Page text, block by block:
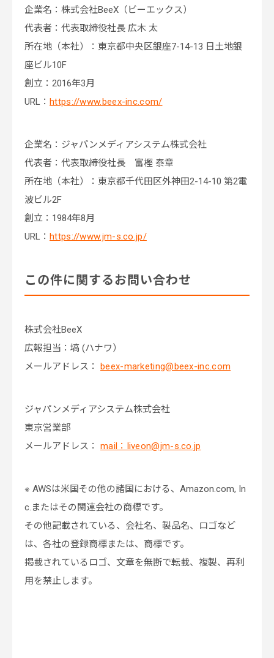
企業名：株式会社BeeX（ビーエックス）
代表者：代表取締役社長 広木 太
所在地（本社）：東京都中央区銀座7-14-13 日土地銀
座ビル10F
創立：2016年3月
URL： https://www.beex-inc.com/
企業名：ジャパンメディアシステム株式会社
代表者：代表取締役社長 富樫 泰章
所在地（本社）：東京都千代田区外神田2-14-10 第2電
波ビル2F
創立：1984年8月
URL： https://www.jm-s.co.jp/
この件に関するお問い合わせ
株式会社BeeX
広報担当：塙 (ハナワ）
メールアドレス： beex-marketing@beex-inc.com
ジャパンメディアシステム株式会社
東京営業部
メールアドレス： mail：liveon@jm-s.co.jp
※ AWSは米国その他の諸国における、Amazon.com, In
c.またはその関連会社の商標です。
その他記載されている、会社名、製品名、ロゴなど
は、各社の登録商標または、商標です。
掲載されているロゴ、文章を無断で転載、複製、再利
用を禁止します。